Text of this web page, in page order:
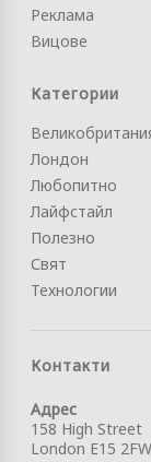
Реклама
Вицове
Категории
Лондон
Любопитно
Лайфстайл
Полезно
Свят
Технологии
Контакти
Адрес
158 High Street
London E15 2FW